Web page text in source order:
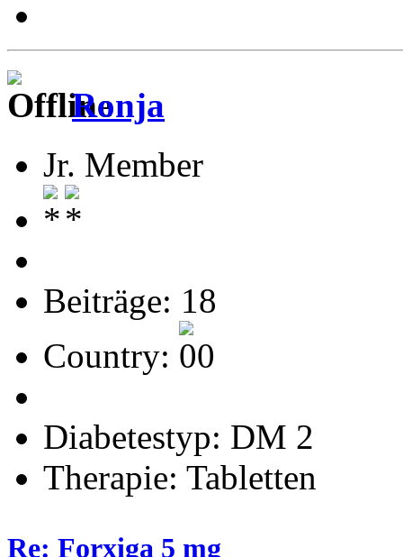
Ronja
Jr. Member
Beiträge: 18
Country:
Diabetestyp: DM 2
Therapie: Tabletten
Re: Forxiga 5 mg